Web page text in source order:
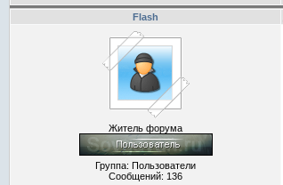
Flash
Житель форума
Группа: Пользователи
Сообщений: 136